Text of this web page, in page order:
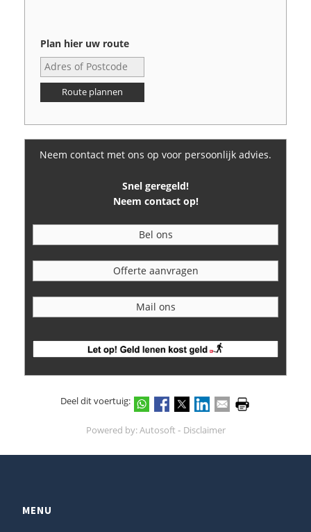
Plan hier uw route
Route plannen
Neem contact met ons op voor persoonlijk advies.
Snel geregeld!
Neem contact op!
Bel ons
Offerte aanvragen
Mail ons
Deel dit voertuig:
Powered by:Autosoft - Disclaimer
MENU